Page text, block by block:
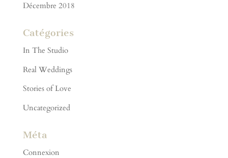
Décembre 2018
Catégories
In The Studio
Real Weddings
Stories of Love
Uncategorized
Méta
Connexion